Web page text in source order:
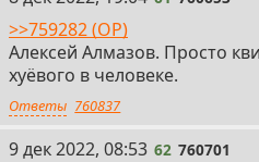
>>759282 (OP)
Алексей Алмазов. Просто
хуёвого в человеке.
Ответы 760837
62
9 дек 2022, 08:53 62 760701